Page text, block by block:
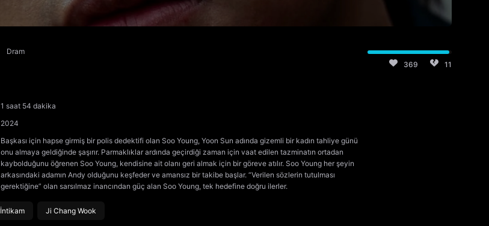
Dram
1 saat 54 dakika
2024
Başkası için hapse girmiş bir polis dedektifi olan Soo Young, Yoon Sun adında gizemli bir kadın tahliye günü
onu almaya geldiğinde şaşırır. Parmaklıklar ardında geçirdiği zaman için vaat edilen tazminatın ortadan
kaybolduğunu öğrenen Soo Young, kendisine ait olanı geri almak için bir göreve atılır. Soo Young her şeyin
arkasındaki adamın Andy olduğunu keşfeder ve amansız bir takibe başlar. “Verilen sözlerin tutulması
gerektiğine” olan sarsılmaz inancından güç alan Soo Young, tek hedefine doğru ilerler.
İntikam Ji Chang Wook
369 11